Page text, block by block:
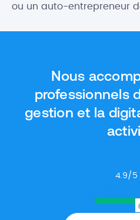
ou un auto-entrepreneur
Dans cet article, nous
Nous
professionnels
gestion et la
4.9/5